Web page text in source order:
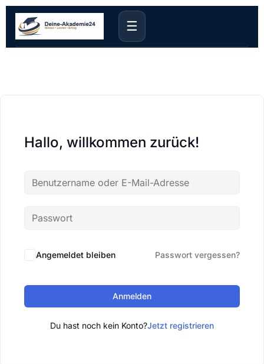
☰
Hallo, willkommen zurück!
Angemeldet bleiben Passwort vergessen?
Anmelden
Du hast noch kein Konto?Jetzt registrieren